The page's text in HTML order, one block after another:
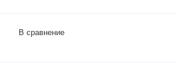
В сравнение